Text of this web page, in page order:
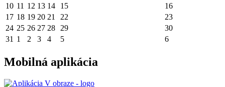
10 11 12 13 14 15
16
17 18 19 20 21 22
23
24 25 26 27 28 29
30
31 1 2 3 4 5 6
Mobilná aplikácia